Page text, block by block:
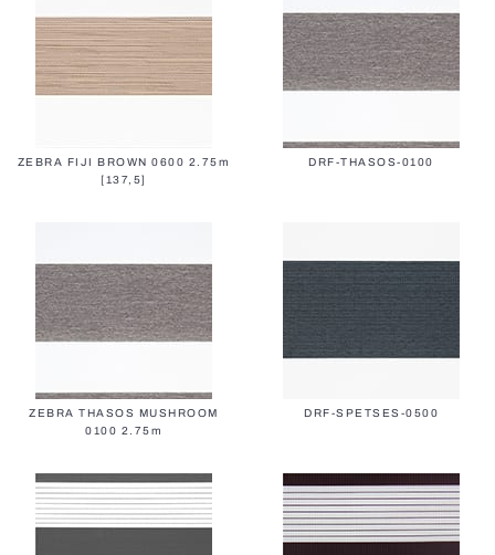
ZEBRA FIJI BROWN 0600 2.75m
[137,5]
DRF-THASOS-0100
ZEBRA THASOS MUSHROOM
0100 2.75m
DRF-SPETSES-0500